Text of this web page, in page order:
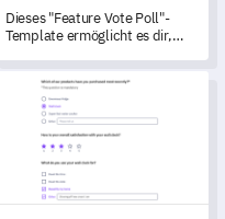
Dieses "Feature Vote Poll"-
Template ermöglicht es dir,
Produktmerkmale zu
bewerten und neue
Möglichkeiten basierend auf
dem Nutzerfeedback zu
identifizieren.
Kunde Schmerzpunkt